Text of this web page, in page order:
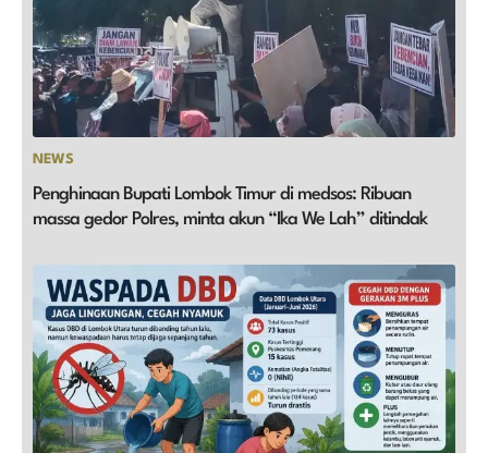
NEWS
Penghinaan Bupati Lombok Timur di medsos: Ribuan
massa gedor Polres, minta akun “Ika We Lah” ditindak